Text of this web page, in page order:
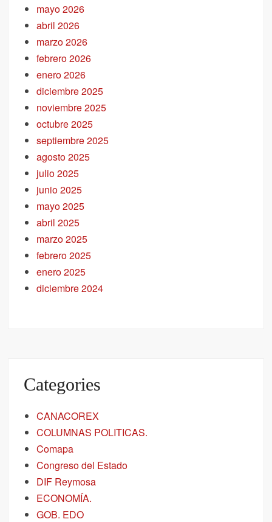
mayo 2026
abril 2026
marzo 2026
febrero 2026
enero 2026
diciembre 2025
noviembre 2025
octubre 2025
septiembre 2025
agosto 2025
julio 2025
junio 2025
mayo 2025
abril 2025
marzo 2025
febrero 2025
enero 2025
diciembre 2024
Categories
CANACOREX
COLUMNAS POLITICAS.
Comapa
Congreso del Estado
DIF Reymosa
ECONOMÍA.
GOB. EDO